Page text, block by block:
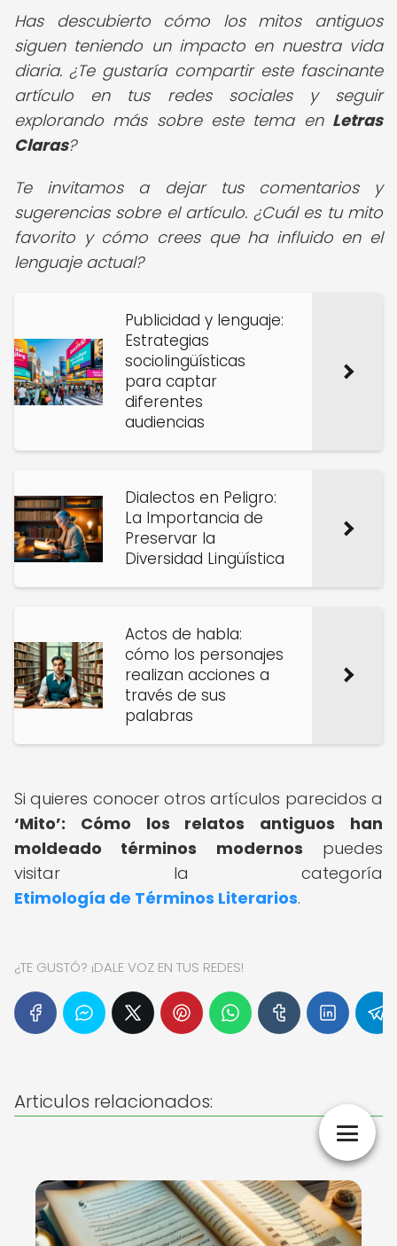
Has descubierto cómo los mitos antiguos
siguen teniendo un impacto en nuestra vida
diaria. ¿Te gustaría compartir este fascinante
artículo en tus redes sociales y seguir
explorando más sobre este tema en Letras
Claras?
Te invitamos a dejar tus comentarios y
sugerencias sobre el artículo. ¿Cuál es tu mito
favorito y cómo crees que ha influido en el
lenguaje actual?
Publicidad y lenguaje:
Estrategias
sociolingüísticas
para captar
diferentes
audiencias
Dialectos en Peligro:
La Importancia de
Preservar la
Diversidad Lingüística
Actos de habla:
cómo los personajes
realizan acciones a
través de sus
palabras
Si quieres conocer otros artículos parecidos a
‘Mito’: Cómo los relatos antiguos han
moldeado términos modernos puedes
visitar la categoría
Etimología de Términos Literarios.
¿TE GUSTÓ? ¡DALE VOZ EN TUS REDES!
Articulos relacionados: